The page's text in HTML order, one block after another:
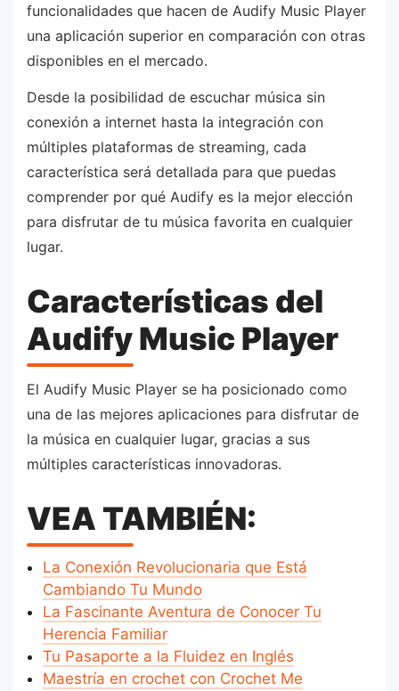
funcionalidades que hacen de Audify Music Player
una aplicación superior en comparación con otras
disponibles en el mercado.
Desde la posibilidad de escuchar música sin
conexión a internet hasta la integración con
múltiples plataformas de streaming, cada
característica será detallada para que puedas
comprender por qué Audify es la mejor elección
para disfrutar de tu música favorita en cualquier
lugar.
Características del
Audify Music Player
El Audify Music Player se ha posicionado como
una de las mejores aplicaciones para disfrutar de
la música en cualquier lugar, gracias a sus
múltiples características innovadoras.
VEA TAMBIÉN:
La Conexión Revolucionaria que Está
Cambiando Tu Mundo
La Fascinante Aventura de Conocer Tu
Herencia Familiar
Tu Pasaporte a la Fluidez en Inglés
Maestría en crochet con Crochet Me